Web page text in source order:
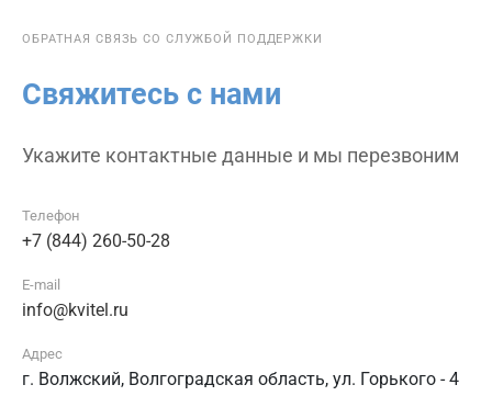
ОБРАТНАЯ СВЯЗЬ СО СЛУЖБОЙ ПОДДЕРЖКИ
Свяжитесь с нами
Укажите контактные данные и мы перезвоним
Телефон
+7 (844) 260-50-28
E-mail
info@kvitel.ru
Адрес
г. Волжский, Волгоградская область, ул. Горького - 4